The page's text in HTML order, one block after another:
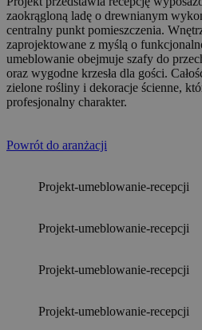
zaokrągloną ladę o drewnianym
centralny punkt pomieszczenia.
zaprojektowane z myślą o
umeblowanie obejmuje szafy do
oraz wygodne krzesła dla gości.
zielone rośliny i dekoracje ścienne,
profesjonalny charakter.
Powrót do aranżacji
Projekt-umeblowanie-recepcji
Projekt-umeblowanie-recepcji
Projekt-umeblowanie-recepcji
Projekt-umeblowanie-recepcji